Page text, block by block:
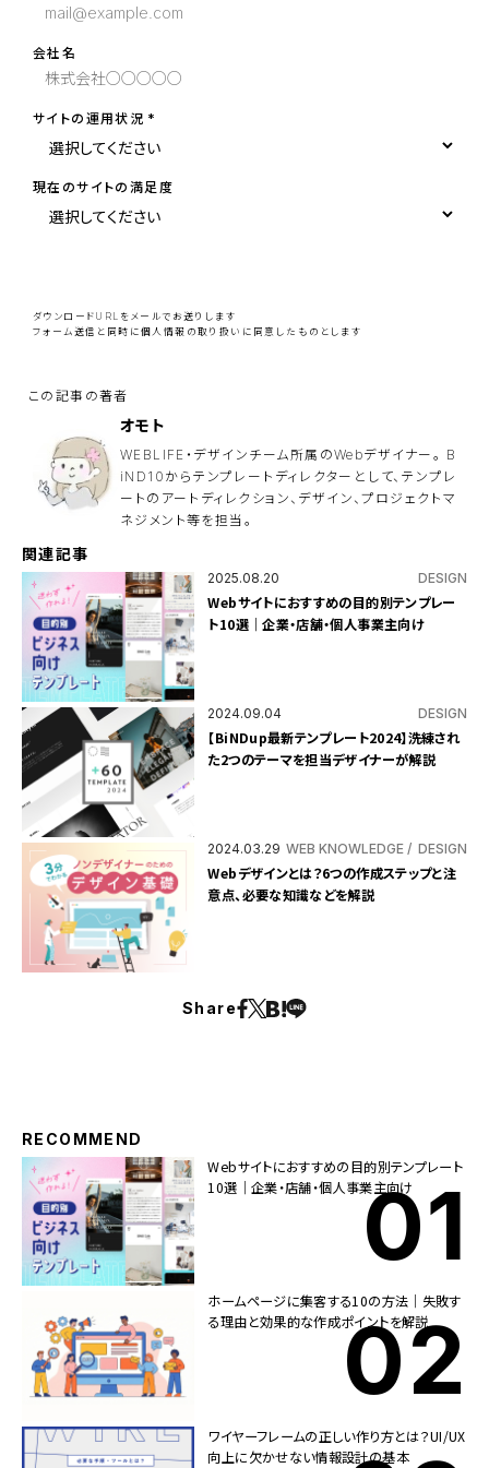
会社名
サイトの運用状況
現在のサイトの満足度
ー
ル
の
く
だ
。
ダウンロードURLをメールでお送りします
フォーム送信と同時に 個人情報の取り扱い に同意したものとします
オモト
WEBLIFE・デザインチーム所属のWebデザイナー。 B
iND10からテンプレートディレクターとして、テンプレ
ートのアートディレクション、デザイン、プロジェクトマ
ネジメント等を担当。
関連記事
2025.08.20 DESIGN
Webサイトにおすすめの目的別テンプレー
ト10選｜企業・店舗・個人事業主向け
2024.09.04 DESIGN
【BiNDup最新テンプレート2024】洗練され
た2つのテーマを担当デザイナーが解説
2024.03.29 WEB KNOWLEDGE DESIGN
Webデザインとは？6つの作成ステップと注
意点、必要な知識などを解説
Share
RECOMMEND
Webサイトにおすすめの目的別テンプレート
10選｜企業・店舗・個人事業主向け
ホームページに集客する10の方法｜失敗す
る理由と効果的な作成ポイントを解説
ワイヤーフレームの正しい作り方とは？UI/UX
向上に欠かせない情報設計の基本